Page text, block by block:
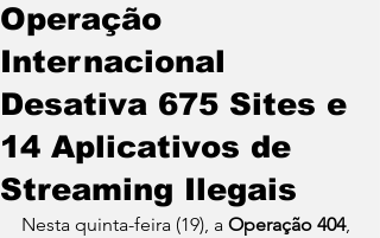
Operação
Internacional
Desativa 675 Sites e
14 Aplicativos de
Streaming Ilegais
Nesta quinta-feira (19), a Operação 404,